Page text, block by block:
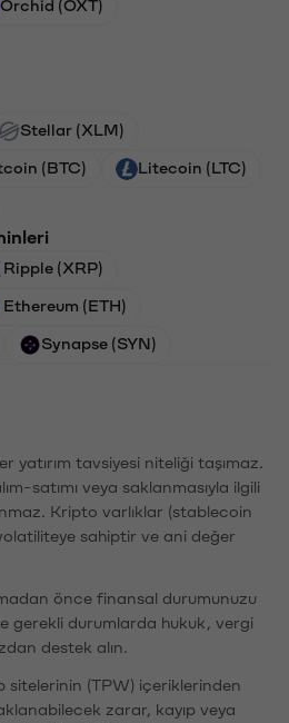
Orchid (OXT)
Stellar (XLM)
(BTC) Litecoin (LTC)
Ripple (XRP)
Ethereum (ETH)
Synapse (SYN)
yatırım tavsiyesi niteliği taşımaz.
satımı veya saklanmasıyla ilgili
Kripto varlıklar (stablecoin
sahiptir ve ani değer
önce finansal durumunuzu
gerekli durumlarda hukuk, vergi
destek alın.
(TPW) içeriklerinden
zarar, kayıp veya